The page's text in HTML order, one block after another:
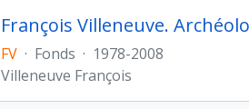
François Villeneuve.
FV · Fonds · 1978-2008
Villeneuve François